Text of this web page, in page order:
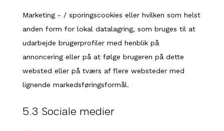
Marketing - / sporingscookies eller hvilken som helst
anden form for lokal datalagring, som bruges til at
udarbejde brugerprofiler med henblik på
annoncering eller på at følge brugeren på dette
websted eller på tværs af flere websteder med
lignende markedsføringsformål.
5.3 Sociale medier